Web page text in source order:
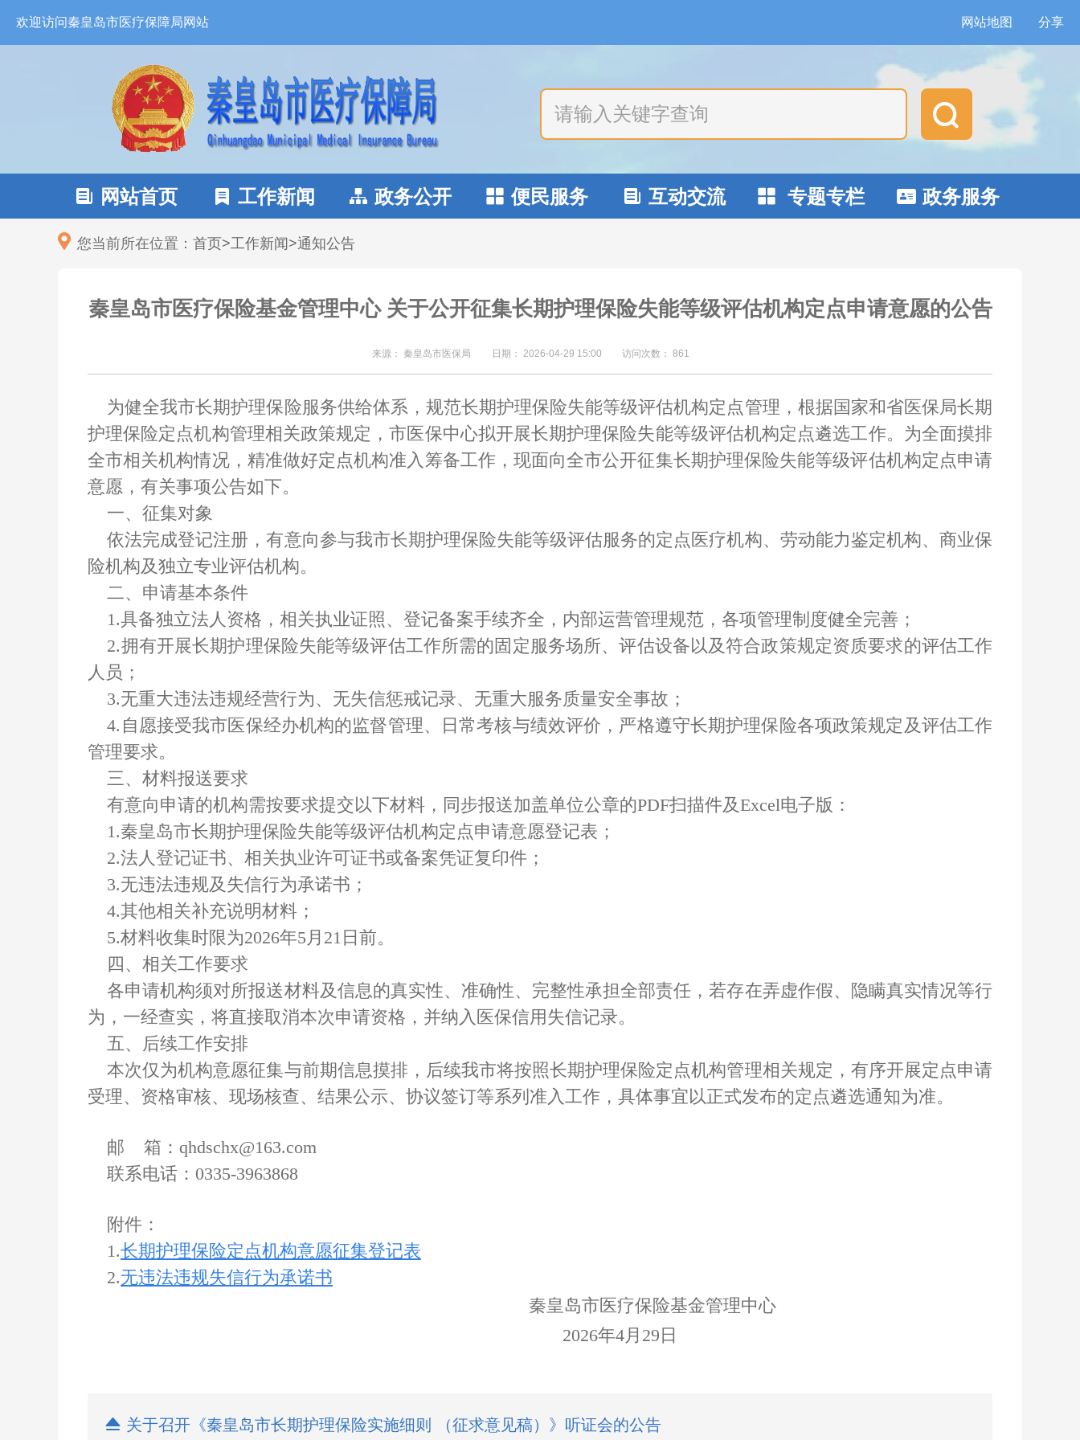
欢迎访问秦皇岛市医疗保障局网站 分享
网站地图

 网站首页  工作新闻  政务公开  便民服务  互动交流  专题专栏  政务服务
您当前所在位置： 首页>工作新闻 >通知公告
秦皇岛市医疗保险基金管理中心 关于公开征集长期护理保险失能等级评估机构定点申请意愿的公告
来源： 秦皇岛市医保局 日期： 2026-04-29 15:00 访问次数： 861
为健全我市长期护理保险服务供给体系，规范长期护理保险失能等级评估机构定点管理，根据国家和省医保局长期
护理保险定点机构管理相关政策规定，市医保中心拟开展长期护理保险失能等级评估机构定点遴选工作。为全面摸排
全市相关机构情况，精准做好定点机构准入筹备工作，现面向全市公开征集长期护理保险失能等级评估机构定点申请
意愿，有关事项公告如下。
一、征集对象
依法完成登记注册，有意向参与我市长期护理保险失能等级评估服务的定点医疗机构、劳动能力鉴定机构、商业保
险机构及独立专业评估机构。
二、申请基本条件
1.具备独立法人资格，相关执业证照、登记备案手续齐全，内部运营管理规范，各项管理制度健全完善；
2.拥有开展长期护理保险失能等级评估工作所需的固定服务场所、评估设备以及符合政策规定资质要求的评估工作
人员；
3.无重大违法违规经营行为、无失信惩戒记录、无重大服务质量安全事故；
4.自愿接受我市医保经办机构的监督管理、日常考核与绩效评价，严格遵守长期护理保险各项政策规定及评估工作
管理要求。
三、材料报送要求
有意向申请的机构需按要求提交以下材料，同步报送加盖单位公章的PDF扫描件及Excel电子版：
1.秦皇岛市长期护理保险失能等级评估机构定点申请意愿登记表；
2.法人登记证书、相关执业许可证书或备案凭证复印件；
3.无违法违规及失信行为承诺书；
4.其他相关补充说明材料；
5.材料收集时限为2026年5月21日前。
四、相关工作要求
各申请机构须对所报送材料及信息的真实性、准确性、完整性承担全部责任，若存在弄虚作假、隐瞒真实情况等行
为，一经查实，将直接取消本次申请资格，并纳入医保信用失信记录。
五、后续工作安排
本次仅为机构意愿征集与前期信息摸排，后续我市将按照长期护理保险定点机构管理相关规定，有序开展定点申请
受理、资格审核、现场核查、结果公示、协议签订等系列准入工作，具体事宜以正式发布的定点遴选通知为准。
邮 箱：qhdschx@163.com
联系电话：0335-3963868
附件：
1.长期护理保险定点机构意愿征集登记表
2.无违法违规失信行为承诺书
秦皇岛市医疗保险基金管理中心
2026年4月29日
 关于召开《秦皇岛市长期护理保险实施细则 （征求意见稿）》听证会的公告